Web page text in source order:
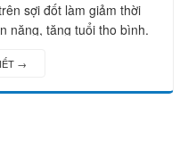
sợi đốt làm giảm thời
năng, tăng tuổi thọ bình.
→